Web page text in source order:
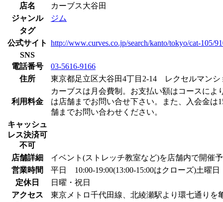
店名
カーブス大谷田
ジャンル
ジム
タグ
公式サイト http://www.curves.co.jp/search/kanto/tokyo/cat-105/
SNS
電話番号
03-5616-9166
住所
東京都足立区大谷田4丁目2-14 レクセルマンシ
利用料金
カーブスは月会費制。お支払い額はコースによ
は店舗までお問い合せ下さい。また、入会金は
舗までお問い合わせください。
キャッシュ
レス決済可
不可
店舗詳細
イベント(ストレッチ教室など)を店舗内で開催
営業時間
平日 10:00-19:00(13:00-15:00はクローズ)土曜
定休日
日曜・祝日
アクセス
東京メトロ千代田線、北綾瀬駅より環七通りを